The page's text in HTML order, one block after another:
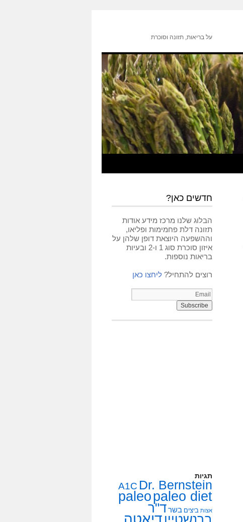
על בריאות, תזונה וסוכרת
חדשים כאן?
הבלוג שלנו מרכז מידע אודות
תזונה דלת פחמימות ופליאו,
וההשפעה היוצאת דופן שלהן על
איזון סוכרת סוג 1 ו-2 ובעיות
בריאות נוספות.
רוצים להתחיל? ליחצו כאן
תגיות
A1C Dr. Bernstein
paleopaleo diet
אצות ביצים בשרד"ר